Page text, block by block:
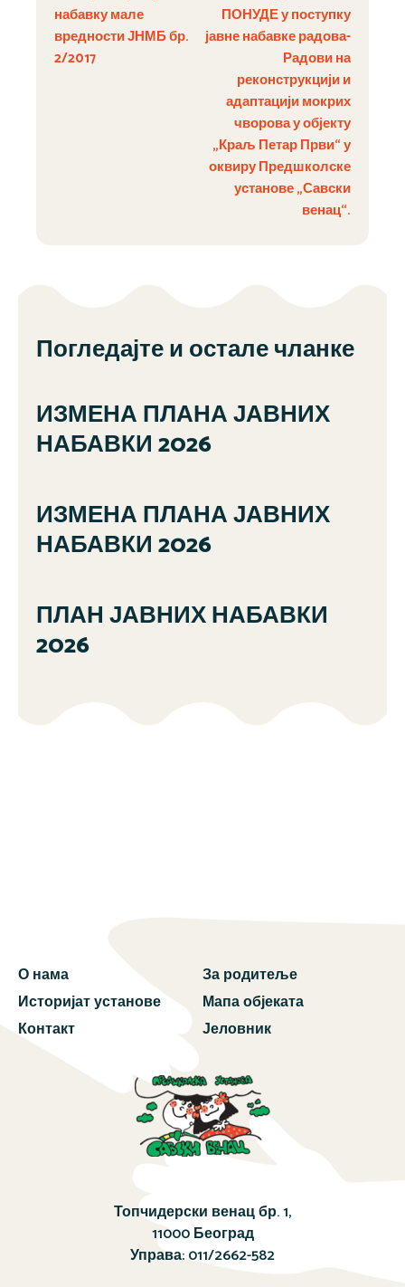
набавку мале
вредности ЈНМБ бр.
2/2017
ПОНУДЕ у поступку
јавне набавке радова-
Радови на
реконструкцији и
адаптацији мокрих
чворова у објекту
„Краљ Петар Први“ у
оквиру Предшколске
установе „Савски
венац“.
Погледајте и остале чланке
ИЗМЕНА ПЛАНА ЈАВНИХ
НАБАВКИ 2026
ИЗМЕНА ПЛАНА ЈАВНИХ
НАБАВКИ 2026
ПЛАН ЈАВНИХ НАБАВКИ
2026
О нама
Историјат установе
Контакт
За родитеље
Мапа објеката
Јеловник
Топчидерски венац бр. 1,
11000 Београд
Управа:011/2662-582